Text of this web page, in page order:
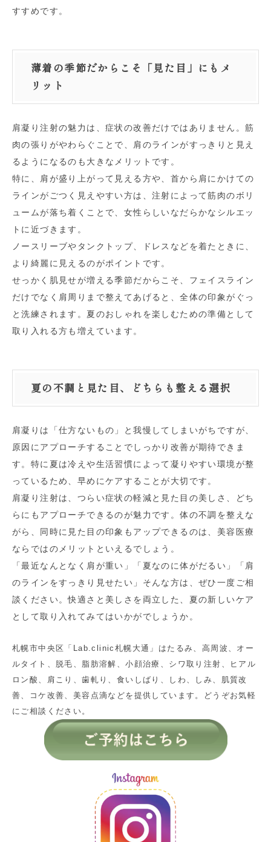
すすめです。
薄着の季節だからこそ「見た目」にもメ
リット
肩凝り注射の魅力は、症状の改善だけではありません。筋
肉の張りがやわらぐことで、肩のラインがすっきりと見え
るようになるのも大きなメリットです。
特に、肩が盛り上がって見える方や、首から肩にかけての
ラインがごつく見えやすい方は、注射によって筋肉のボリ
ュームが落ち着くことで、女性らしいなだらかなシルエッ
トに近づきます。
ノースリーブやタンクトップ、ドレスなどを着たときに、
より綺麗に見えるのがポイントです。
せっかく肌見せが増える季節だからこそ、フェイスライン
だけでなく肩周りまで整えてあげると、全体の印象がぐっ
と洗練されます。夏のおしゃれを楽しむための準備として
取り入れる方も増えています。
夏の不調と見た目、どちらも整える選択
肩凝りは「仕方ないもの」と我慢してしまいがちですが、
原因にアプローチすることでしっかり改善が期待できま
す。特に夏は冷えや生活習慣によって凝りやすい環境が整
っているため、早めにケアすることが大切です。
肩凝り注射は、つらい症状の軽減と見た目の美しさ、どち
らにもアプローチできるのが魅力です。体の不調を整えな
がら、同時に見た目の印象もアップできるのは、美容医療
ならではのメリットといえるでしょう。
「最近なんとなく肩が重い」「夏なのに体がだるい」「肩
のラインをすっきり見せたい」そんな方は、ぜひ一度ご相
談ください。快適さと美しさを両立した、夏の新しいケア
として取り入れてみてはいかがでしょうか。
札幌市中央区「Lab.clinic札幌大通」はたるみ、高周波、オー
ルタイト、脱毛、脂肪溶解、小顔治療、シワ取り注射、ヒアル
ロン酸、肩こり、歯軋り、食いしばり、しわ、しみ、肌質改
善、コケ改善、美容点滴などを提供しています。どうぞお気軽
にご相談ください。